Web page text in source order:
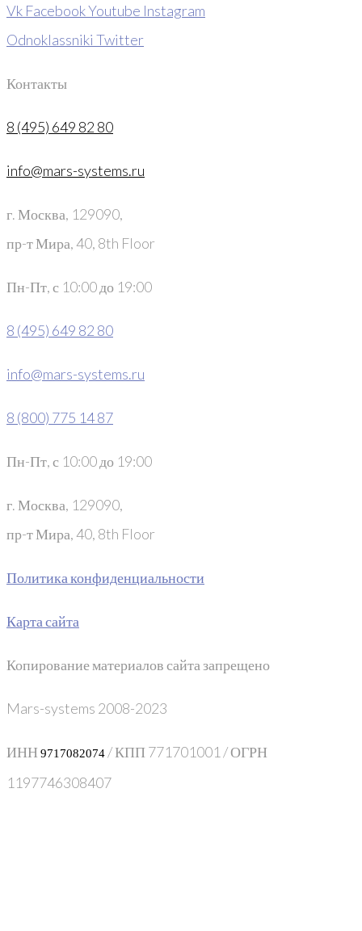
Vk FacebookYoutube Instagram
Odnoklassniki Twitter
Контакты
8 (495) 649 82 80
info@mars-systems.ru
г. Москва, 129090,
пр-т Мира, 40, 8th Floor
Пн-Пт, с 10:00 до 19:00
8 (495) 649 82 80
info@mars-systems.ru
8 (800) 775 14 87
Пн-Пт, с 10:00 до 19:00
г. Москва, 129090,
пр-т Мира, 40, 8th Floor
Политика конфиденциальности
Карта сайта
Копирование материалов сайта запрещено
Mars-systems 2008-2023
ИНН9717082074 / КПП 771701001 / ОГРН
1197746308407